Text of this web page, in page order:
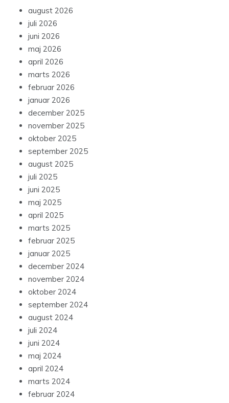
august 2026
juli 2026
juni 2026
maj 2026
april 2026
marts 2026
februar 2026
januar 2026
december 2025
november 2025
oktober 2025
september 2025
august 2025
juli 2025
juni 2025
maj 2025
april 2025
marts 2025
februar 2025
januar 2025
december 2024
november 2024
oktober 2024
september 2024
august 2024
juli 2024
juni 2024
maj 2024
april 2024
marts 2024
februar 2024